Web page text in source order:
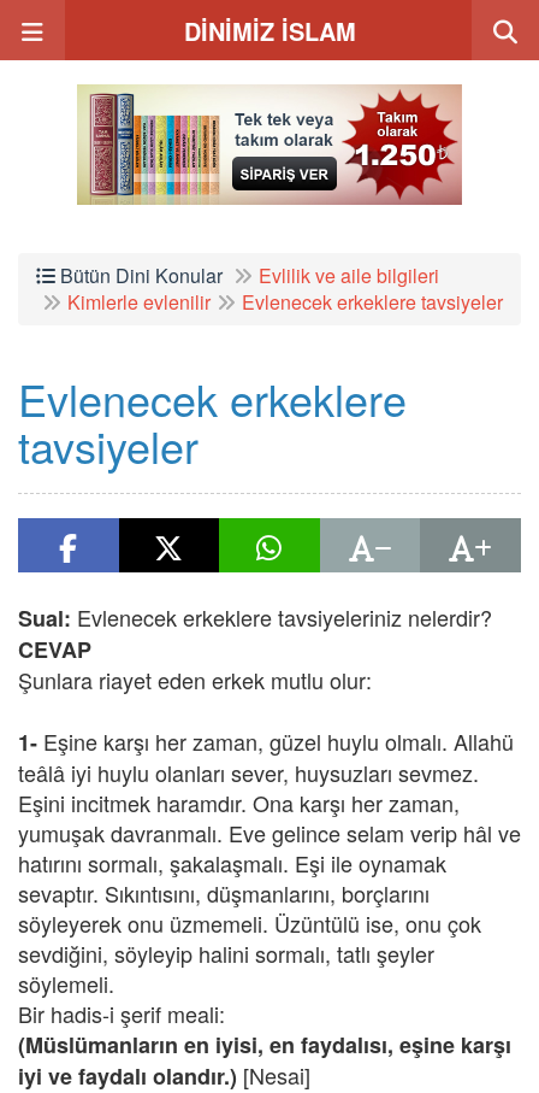
DİNİMİZ İSLAM
Bütün Dini Konular
Evlilik ve aile bilgileri
Kimlerle evlenilir
Evlenecek erkeklere tavsiyeler
Evlenecek erkeklere
tavsiyeler
Sual: Evlenecek erkeklere tavsiyeleriniz nelerdir?
CEVAP
Şunlara riayet eden erkek mutlu olur:
1- Eşine karşı her zaman, güzel huylu olmalı. Allahü
teâlâ iyi huylu olanları sever, huysuzları sevmez.
Eşini incitmek haramdır. Ona karşı her zaman,
yumuşak davranmalı. Eve gelince selam verip hâl ve
hatırını sormalı, şakalaşmalı. Eşi ile oynamak
sevaptır. Sıkıntısını, düşmanlarını, borçlarını
söyleyerek onu üzmemeli. Üzüntülü ise, onu çok
sevdiğini, söyleyip halini sormalı, tatlı şeyler
söylemeli.
Bir hadis-i şerif meali:
(Müslümanların en iyisi, en faydalısı, eşine karşı
iyi ve faydalı olandır.) [Nesai]